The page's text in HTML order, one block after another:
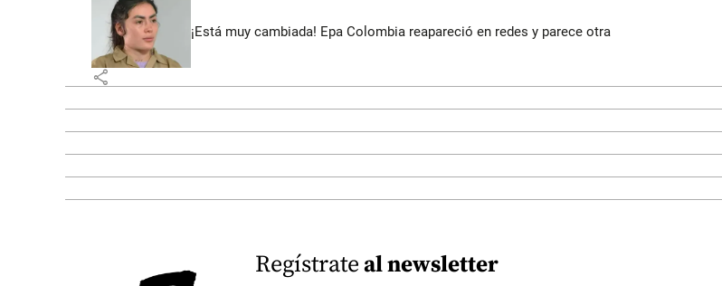
¡Está muy cambiada! Epa Colombia reapareció en redes y parece otra
share
Regístrateal newsletter